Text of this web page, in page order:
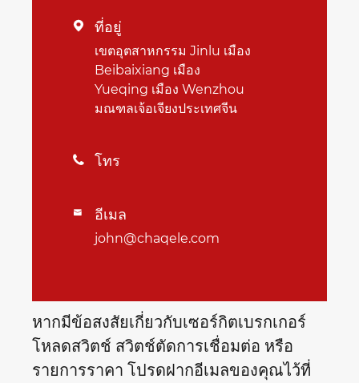
 ที่อยู่
เขตอุตสาหกรรม Jinlu เมือง
Beibaixiang เมือง
Yueqing เมือง Wenzhou
มณฑลเจ้อเจียงประเทศจีน
 โทร
 อีเมล
john@chaqele.com
หากมีข้อสงสัยเกี่ยวกับเซอร์กิตเบรกเกอร์
โหลดสวิตช์ สวิตช์ตัดการเชื่อมต่อ หรือ
รายการราคา โปรดฝากอีเมลของคุณไว้ที่